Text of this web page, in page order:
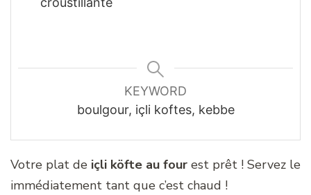
KEYWORD
boulgour, içli koftes, kebbe
Votre plat de içli köfte au four est prêt ! Servez le
immédiatement tant que c’est chaud !